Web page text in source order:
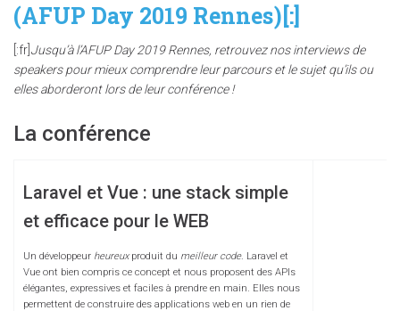
(AFUP Day 2019 Rennes)[:]
[:fr] Jusqu’à l’AFUP Day 2019 Rennes, retrouvez nos interviews de
speakers pour mieux comprendre leur parcours et le sujet qu’ils ou
elles aborderont lors de leur conférence !
La conférence
Laravel et Vue : une stack simple
et efficace pour le WEB
Un développeur heureuxproduit du meilleur code. Laravel et
Vue ont bien compris ce concept et nous proposent des APIs
élégantes, expressives et faciles à prendre en main. Elles nous
permettent de construire des applications web en un rien de